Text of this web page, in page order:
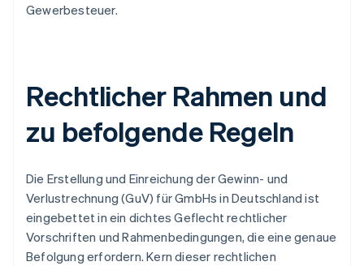
Gewerbesteuer.
Rechtlicher Rahmen und
zu befolgende Regeln
Die Erstellung und Einreichung der Gewinn- und
Verlustrechnung (GuV) für GmbHs in Deutschland ist
eingebettet in ein dichtes Geflecht rechtlicher
Vorschriften und Rahmenbedingungen, die eine genaue
Befolgung erfordern. Kern dieser rechtlichen